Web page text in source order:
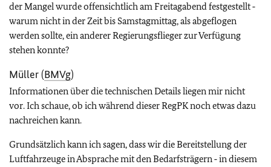
der Mangel wurde offensichtlich am Freitagabend festgestellt ‑
warum nicht in der Zeit bis Samstagmittag, als abgeflogen
werden sollte, ein anderer Regierungsflieger zur Verfügung
stehen konnte?
Müller (BMVg)
Informationen über die technischen Details liegen mir nicht
vor. Ich schaue, ob ich während dieser RegPK noch etwas dazu
nachreichen kann.
Grundsätzlich kann ich sagen, dass wir die Bereitstellung der
Luftfahrzeuge in Absprache mit den Bedarfsträgern ‑ in diesem